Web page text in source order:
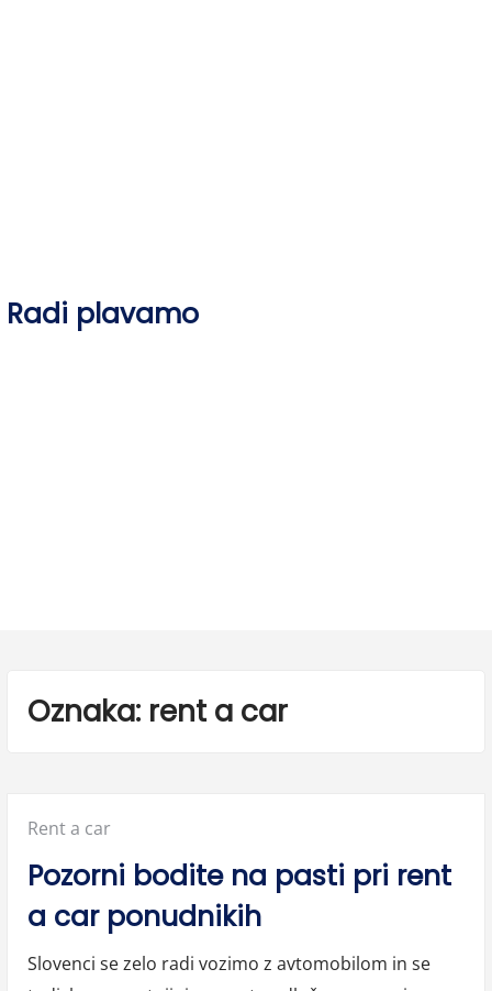
Radi plavamo
Oznaka: rent a car
Posted
in:
Rent a car
Pozorni bodite na pasti pri rent
a car ponudnikih
Slovenci se zelo radi vozimo z avtomobilom in se